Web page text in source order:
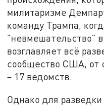
милитаризме
команду Трампа,
"невмешательство"
возглавляет всё
сообщество США, от
– 17 ведомств.
Однако для